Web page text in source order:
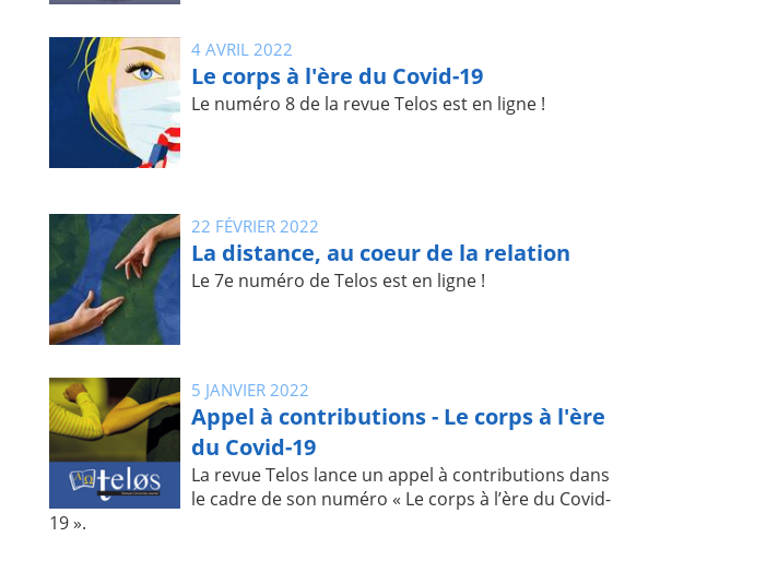
4 AVRIL 2022
Le corps à l'ère du Covid-19
Le numéro 8 de la revue Telos est en ligne !
22 FÉVRIER 2022
La distance, au coeur de la relation
Le 7e numéro de Telos est en ligne !
5 JANVIER 2022
Appel à contributions - Le corps à l'ère
du Covid-19
La revue Telos lance un appel à contributions dans
le cadre de son numéro « Le corps à l’ère du Covid-
19 ».